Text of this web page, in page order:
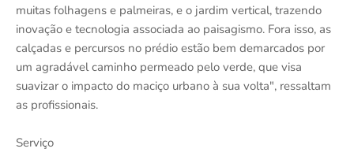
muitas folhagens e palmeiras, e o jardim vertical, trazendo
inovação e tecnologia associada ao paisagismo. Fora isso, as
calçadas e percursos no prédio estão bem demarcados por
um agradável caminho permeado pelo verde, que visa
suavizar o impacto do maciço urbano à sua volta", ressaltam
as profissionais.
Serviço